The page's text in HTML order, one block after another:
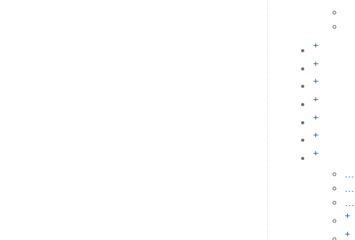
+
+
+
+
+
+
+
...
...
...
+
+